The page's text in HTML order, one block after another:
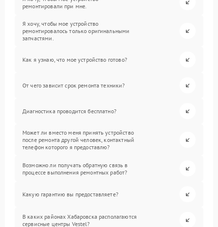
ремонтировали при мне.
Я хочу, чтобы мое устройство
ремонтировалось только оригинальными
запчастями.
Как я узнаю, что мое устройство готово?
От чего зависит срок ремонта техники?
Диагностика проводится бесплатно?
Может ли вместо меня принять устройство
после ремонта другой человек, контактный
телефон которого я предоставлю?
Возможно ли получать обратную связь в
процессе выполнения ремонтных работ?
Какую гарантию вы предоставляете?
В каких районах Хабаровска располагаются
сервисные центры Vestel?